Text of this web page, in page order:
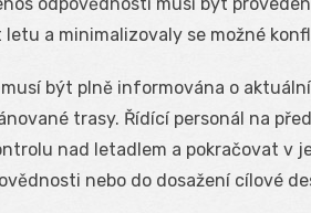
a minimalizovaly se možné
být plně informována o
trasy. Řídící personál na
nad letadlem a pokračovat v
nebo do dosažení cílové